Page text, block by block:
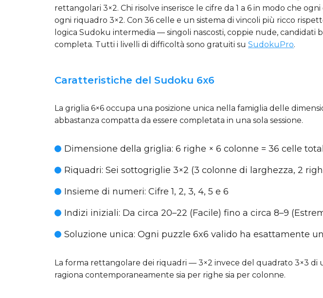
rettangolari 3×2. Chi risolve inserisce le cifre da 1 a 6 in modo che
ogni riquadro 3×2. Con 36 celle e un sistema di vincoli più ricco
logica Sudoku intermedia — singoli nascosti, coppie nude,
completa. Tutti i livelli di difficoltà sono gratuiti su SudokuPro.
Caratteristiche del Sudoku 6x6
La griglia 6×6 occupa una posizione unica nella famiglia delle
abbastanza compatta da essere completata in una sola sessione.
Dimensione della griglia: 6 righe × 6 colonne = 36 celle
Riquadri: Sei sottogriglie 3×2 (3 colonne di larghezza, 2
Insieme di numeri: Cifre 1, 2, 3, 4, 5 e 6
Indizi iniziali: Da circa 20–22 (Facile) fino a circa 8–9
Soluzione unica: Ogni puzzle 6x6 valido ha esattamente
La forma rettangolare dei riquadri — 3×2 invece del quadrato 3×3
ragiona contemporaneamente sia per righe sia per colonne.